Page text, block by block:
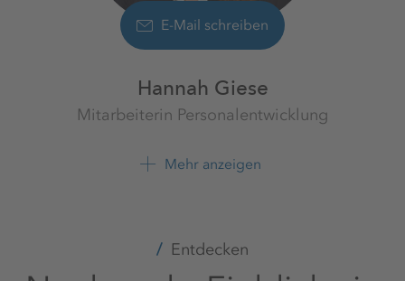
E-Mail schreiben
Hannah Giese
Mitarbeiterin Personalentwicklung
Personalentwicklung K+S Aktiengesellschaft
Mehr anzeigen
Entdecken